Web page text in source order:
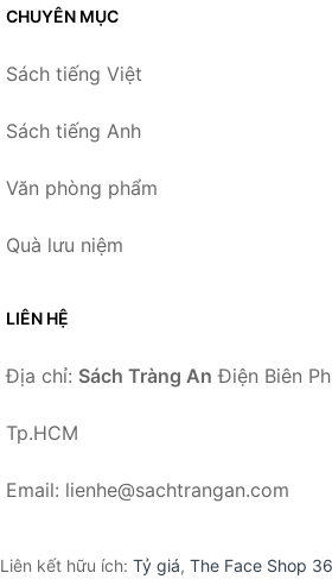
CHUYÊN MỤC
Sách tiếng Việt
Sách tiếng Anh
Văn phòng phẩm
Quà lưu niệm
LIÊN HỆ
Địa chỉ: Sách Tràng An Điện Biên
Tp.HCM
Email: lienhe@sachtrangan.com
Liên kết hữu ích: Tỷ giá, The Face Shop